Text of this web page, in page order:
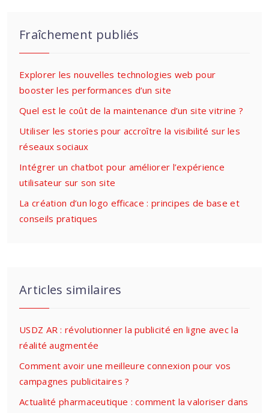
Fraîchement publiés
Explorer les nouvelles technologies web pour
booster les performances d’un site
Quel est le coût de la maintenance d’un site vitrine ?
Utiliser les stories pour accroître la visibilité sur les
réseaux sociaux
Intégrer un chatbot pour améliorer l’expérience
utilisateur sur son site
La création d’un logo efficace : principes de base et
conseils pratiques
Articles similaires
USDZ AR : révolutionner la publicité en ligne avec la
réalité augmentée
Comment avoir une meilleure connexion pour vos
campagnes publicitaires ?
Actualité pharmaceutique : comment la valoriser dans